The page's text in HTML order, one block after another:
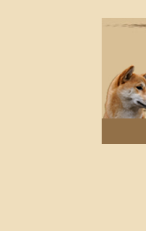
Spring naar de primaire inhoud